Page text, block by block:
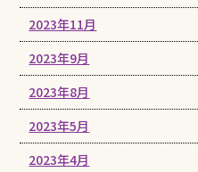
2023年11月
2023年9月
2023年8月
2023年5月
2023年4月